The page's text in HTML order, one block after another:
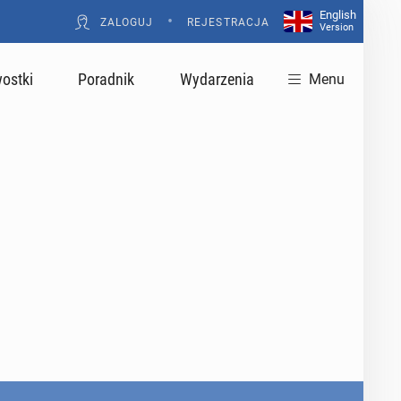
ZALOGUJ • REJESTRACJA
English
Version
Poradnik Wydarzenia Menu